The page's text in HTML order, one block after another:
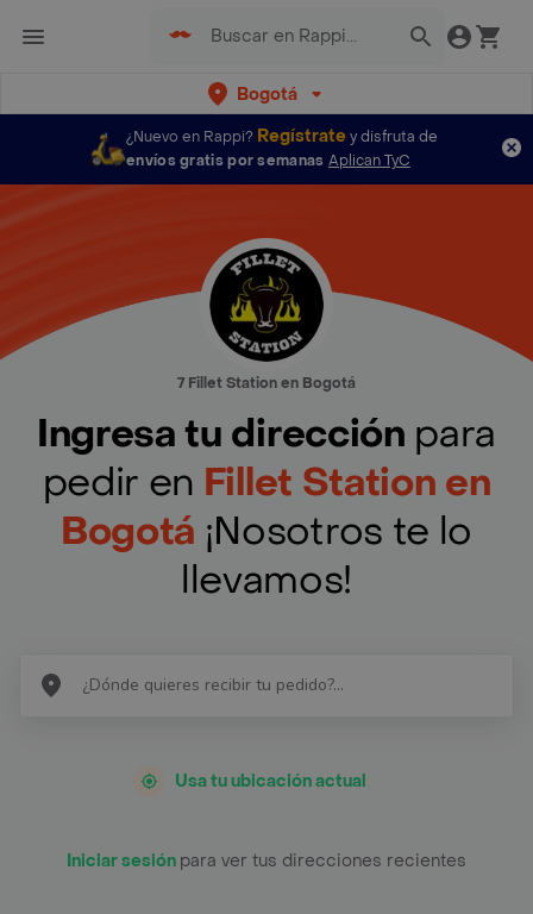
Bogotá
¿Nuevo en Rappi? Regístratey disfruta de
envíos gratis por semanas Aplican TyC
7 Fillet Station en Bogotá
Ingresa tu dirección para
pedir en Fillet Station en
Bogotá ¡Nosotros te lo
llevamos!
Usa tu ubicación actual
Iniciar sesión para ver tus direcciones recientes